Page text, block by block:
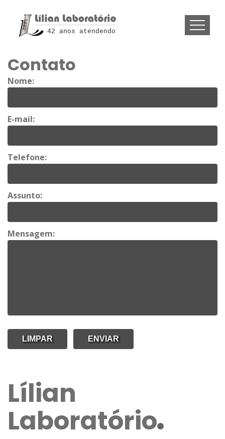
42 anos atendendo
Contato
Nome:
E-mail:
Telefone:
Assunto:
Mensagem:
Lílian
Laboratório